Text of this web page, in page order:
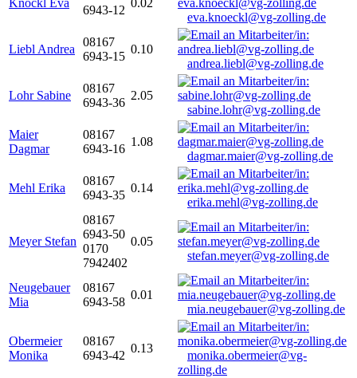
Knöckl Eva
6943-12
0.02
eva.knoeckl@vg-zolling.de
Liebl Andrea
08167
6943-15
0.10
andrea.liebl@vg-zolling.de
Lohr Sabine
08167
6943-36
2.05
sabine.lohr@vg-zolling.de
Maier
Dagmar
08167
6943-16
1.08
dagmar.maier@vg-zolling.de
Mehl Erika
08167
6943-35
0.14
erika.mehl@vg-zolling.de
Meyer Stefan
08167
6943-50
0170
7942402
0.05
stefan.meyer@vg-zolling.de
Neugebauer
Mia
08167
6943-58
0.01
mia.neugebauer@vg-zolling.de
Obermeier
Monika
08167
6943-42
0.13
monika.obermeier@vg-
zolling.de